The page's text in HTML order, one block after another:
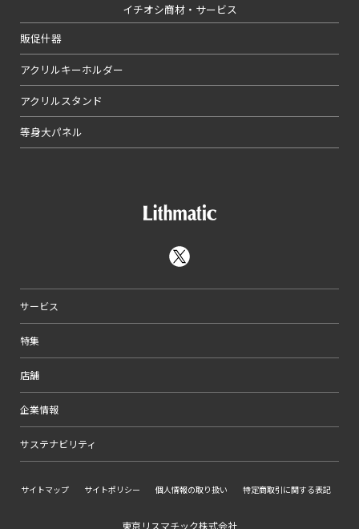
イチオシ商材・サービス
販促什器
アクリルキーホルダー
アクリルスタンド
等身大パネル
サービス
特集
店舗
企業情報
サステナビリティ
サイトマップ サイトポリシー 個人情報の取り扱い 特定商取引に関する表記
東京リスマチック株式会社